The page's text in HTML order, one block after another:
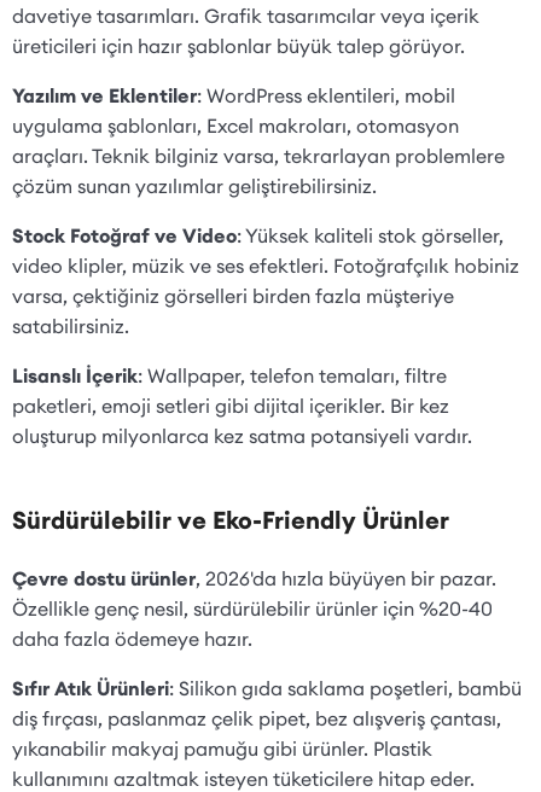
davetiye tasarımları. Grafik tasarımcılar veya içerik
üreticileri için hazır şablonlar büyük talep görüyor.
Yazılım ve Eklentiler: WordPress eklentileri, mobil
uygulama şablonları, Excel makroları, otomasyon
araçları. Teknik bilginiz varsa, tekrarlayan problemlere
çözüm sunan yazılımlar geliştirebilirsiniz.
Stock Fotoğraf ve Video: Yüksek kaliteli stok görseller,
video klipler, müzik ve ses efektleri. Fotoğrafçılık hobiniz
varsa, çektiğiniz görselleri birden fazla müşteriye
satabilirsiniz.
Lisanslı İçerik: Wallpaper, telefon temaları, filtre
paketleri, emoji setleri gibi dijital içerikler. Bir kez
oluşturup milyonlarca kez satma potansiyeli vardır.
Sürdürülebilir ve Eko-Friendly Ürünler
Çevre dostu ürünler, 2026'da hızla büyüyen bir pazar.
Özellikle genç nesil, sürdürülebilir ürünler için %20-40
daha fazla ödemeye hazır.
Sıfır Atık Ürünleri: Silikon gıda saklama poşetleri, bambü
diş fırçası, paslanmaz çelik pipet, bez alışveriş çantası,
yıkanabilir makyaj pamuğu gibi ürünler. Plastik
kullanımını azaltmak isteyen tüketicilere hitap eder.